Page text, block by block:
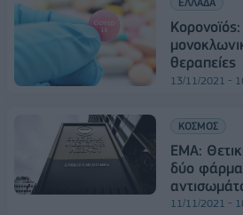
θεραπείες
13/11/2021 -
ΚΟΣΜΟΣ
EMA:
δύο
11/11/2021 -